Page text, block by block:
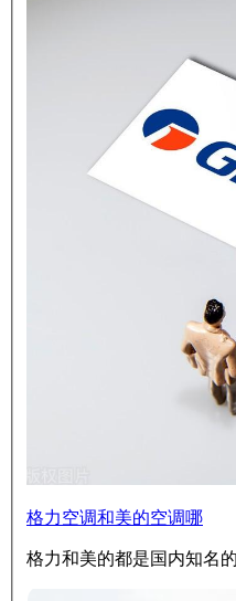
格力空调和美的空调哪
格力和美的都是国内知名